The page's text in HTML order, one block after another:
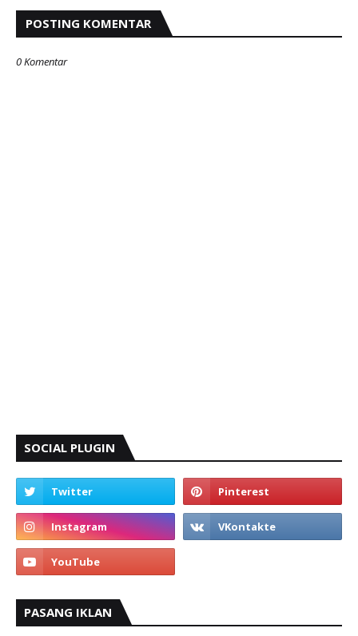
POSTING KOMENTAR
0 Komentar
SOCIAL PLUGIN
PASANG IKLAN